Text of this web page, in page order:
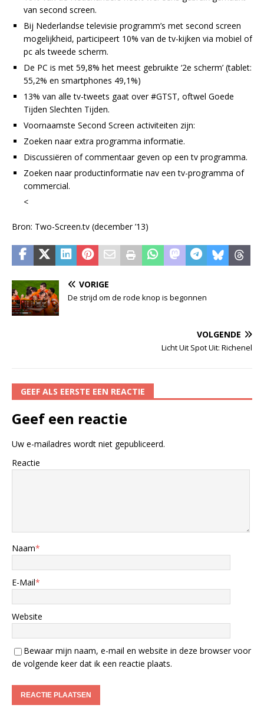
van second screen.
Bij Nederlandse televisie programm’s met second screen
mogelijkheid, participeert 10% van de tv-kijken via mobiel of
pc als tweede scherm.
De PC is met 59,8% het meest gebruikte ‘2e scherm’ (tablet:
55,2% en smartphones 49,1%)
13% van alle tv-tweets gaat over #GTST, oftwel Goede
Tijden Slechten Tijden.
Voornaamste Second Screen activiteiten zijn:
Zoeken naar extra programma informatie.
Discussiëren of commentaar geven op een tv programma.
Zoeken naar productinformatie nav een tv-programma of
commercial.
<
Bron: Two-Screen.tv (december ’13)
VORIGE
De strijd om de rode knop is begonnen
VOLGENDE
Licht Uit Spot Uit: Richenel
GEEF ALS EERSTE EEN REACTIE
Geef een reactie
Uw e-mailadres wordt niet gepubliceerd.
Reactie
Naam*
E-Mail*
Website
Bewaar mijn naam, e-mail en website in deze browser voor
de volgende keer dat ik een reactie plaats.